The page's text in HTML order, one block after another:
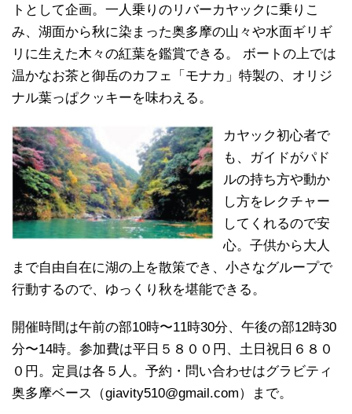
トとして企画。一人乗りのリバーカヤックに乗りこ
み、湖面から秋に染まった奥多摩の山々や水面ギリギ
リに生えた木々の紅葉を鑑賞できる。 ボートの上では
温かなお茶と御岳のカフェ「モナカ」特製の、オリジ
ナル葉っぱクッキーを味わえる。
カヤック初心者で
も、ガイドがパド
ルの持ち方や動か
し方をレクチャー
してくれるので安
心。子供から大人
まで自由自在に湖の上を散策でき、小さなグループで
行動するので、ゆっくり秋を堪能できる。
開催時間は午前の部10時〜11時30分、午後の部12時30
分〜14時。参加費は平日５８００円、土日祝日６８０
０円。定員は各５人。予約・問い合わせはグラビティ
奥多摩ベース（giavity510@gmail.com）まで。